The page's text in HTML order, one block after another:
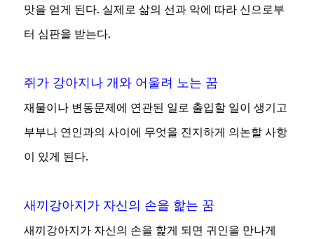
맛을 얻게 된다. 실제로 삶의 선과 악에 따라 신으로부
터 심판을 받는다.
쥐가 강아지나 개와 어울려 노는 꿈
재물이나 변동문제에 연관된 일로 출입할 일이 생기고
부부나 연인과의 사이에 무엇을 진지하게 의논할 사항
이 있게 된다.
새끼강아지가 자신의 손을 핥는 꿈
새끼강아지가 자신의 손을 핥게 되면 귀인을 만나게